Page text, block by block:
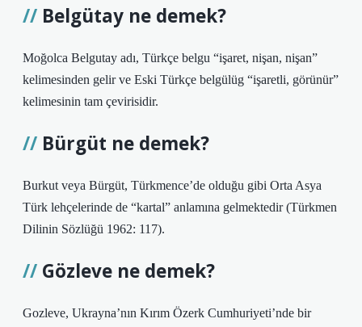
Belgütay ne demek?
Moğolca Belgutay adı, Türkçe belgu “işaret, nişan, nişan”
kelimesinden gelir ve Eski Türkçe belgülüg “işaretli, görünür”
kelimesinin tam çevirisidir.
Bürgüt ne demek?
Burkut veya Bürgüt, Türkmence’de olduğu gibi Orta Asya
Türk lehçelerinde de “kartal” anlamına gelmektedir (Türkmen
Dilinin Sözlüğü 1962: 117).
Gözleve ne demek?
Gozleve, Ukrayna’nın Kırım Özerk Cumhuriyeti’nde bir